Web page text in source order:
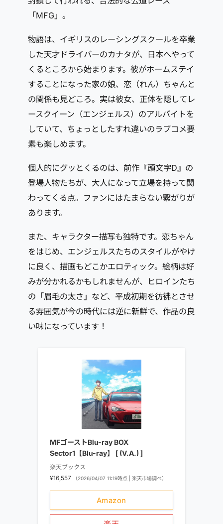
「MFG」。
物語は、イギリスのレーシングスクールを卒業
した天才ドライバーのカナタが、日本へやって
くるところから始まります。彼がホームステイ
することになった家の娘、恋（れん）ちゃんと
の関係も見どころ。実は彼女、正体を隠してレ
ースクイーン（エンジェルス）のアルバイトを
していて、ちょっとしたすれ違いのラブコメ要
素も楽しめます。
個人的にグッとくるのは、前作『頭文字D』の
登場人物たちが、大人になって立場を持って関
わってくる点。ファンにはたまらない繋がりが
あります。
また、キャラクター描写も独特です。恋ちゃん
をはじめ、エンジェルスたちのスタイルがやけ
に良く、描画もどこかエロティック。絵柄は好
みが分かれるかもしれませんが、ヒロインたち
の「眉毛の太さ」など、平成初期を彷彿とさせ
る雰囲気が今の時代には逆に新鮮で、作品の良
い味になっています！
MFゴーストBlu-ray BOX
Sector1【Blu-ray】 [ (V.A.) ]
楽天ブックス
¥16,557
（2026/04/07 11:19時点 | 楽天市場調べ）
Amazon